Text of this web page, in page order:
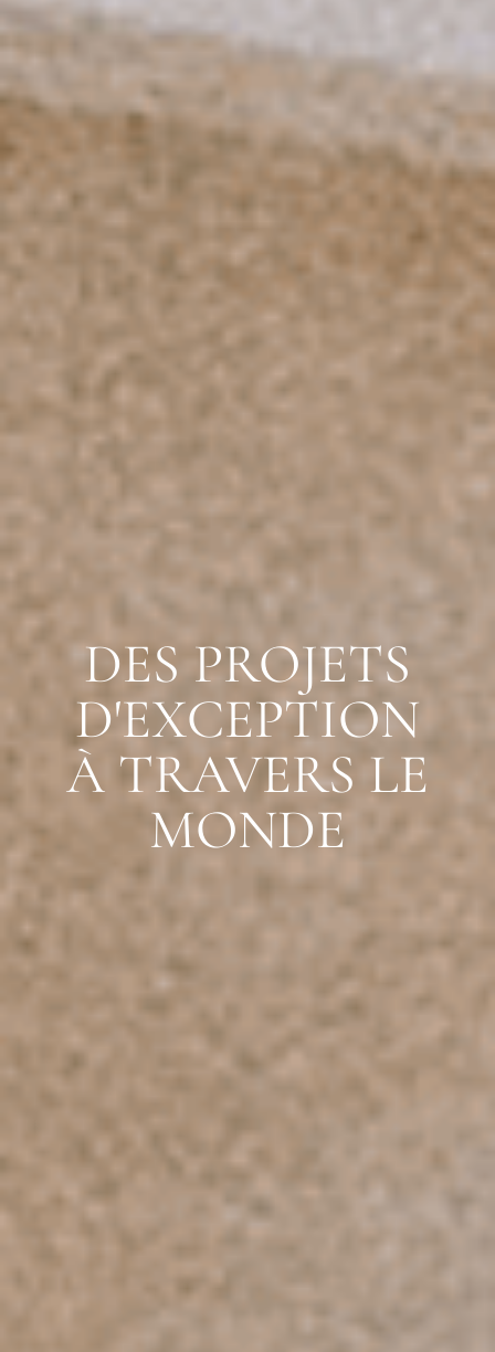
DES PROJETS
D'EXCEPTION
À TRAVERS LE
MONDE